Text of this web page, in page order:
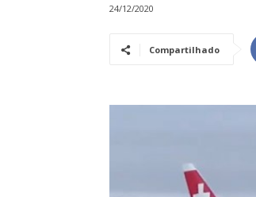
24/12/2020
Compartilhado